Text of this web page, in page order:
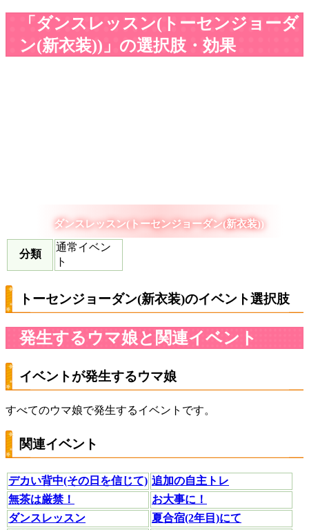
「ダンスレッスン(トーセンジョーダ
ン(新衣装))」の選択肢・効果
ダンスレッスン(トーセンジョーダン(新衣装))
分類
通常イベン
ト
トーセンジョーダン(新衣装)のイベント選択肢
発生するウマ娘と関連イベント
イベントが発生するウマ娘
すべてのウマ娘で発生するイベントです。
関連イベント
デカい背中(その日を信じて) 追加の自主トレ
無茶は厳禁！
お大事に！
ダンスレッスン
夏合宿(2年目)にて